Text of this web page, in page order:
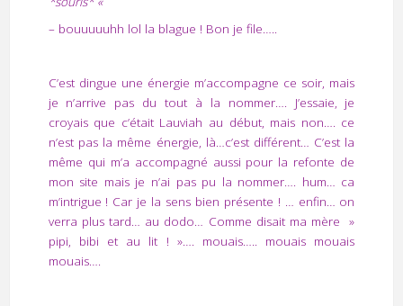
– bouuuuuhh lol la blague ! Bon je file…..
C’est dingue une énergie m’accompagne ce soir, mais
je n’arrive pas du tout à la nommer…. J’essaie, je
croyais que c’était Lauviah au début, mais non…. ce
n’est pas la même énergie, là…c’est différent… C’est la
même qui m’a accompagné aussi pour la refonte de
mon site mais je n’ai pas pu la nommer…. hum… ca
m’intrigue ! Car je la sens bien présente ! … enfin… on
verra plus tard… au dodo… Comme disait ma mère »
pipi, bibi et au lit ! »…. mouais….. mouais mouais
mouais….